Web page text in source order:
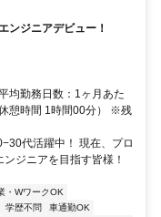
ンジニアデビュー！
均勤務日数：1ヶ月あた
憩時間 1時間00分） ※残
代活躍中！ 現在、プロ
ジニアを目指す皆様！
・WワークOK
学歴不問
車通勤OK